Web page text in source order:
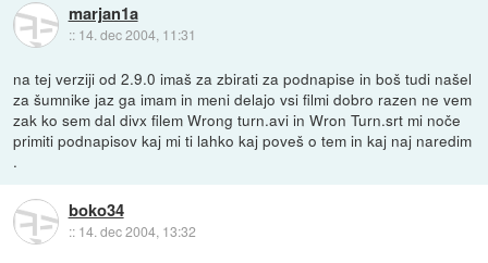
marjan1a
:: 14. dec 2004, 11:31
na tej verziji od 2.9.0 imaš za zbirati za podnapise in boš tudi našel
za šumnike jaz ga imam in meni delajo vsi filmi dobro razen ne vem
zak ko sem dal divx filem Wrong turn.avi in Wron Turn.srt mi noče
primiti podnapisov kaj mi ti lahko kaj poveš o tem in kaj naj naredim
.
boko34
:: 14. dec 2004, 13:32